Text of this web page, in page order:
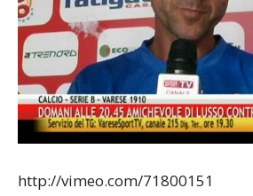
http://vimeo.com/71800151